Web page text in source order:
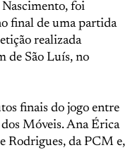
foi
final de uma partida
realizada
de São Luís, no
finais do jogo entre
Móveis. Ana Érica
Rodrigues, da PCM e,